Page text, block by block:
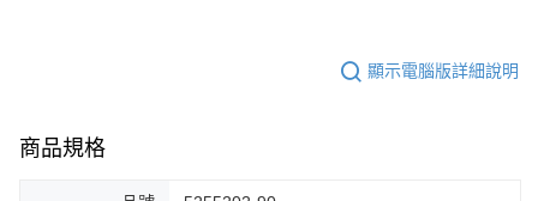
顯示電腦版詳細說明
商品規格